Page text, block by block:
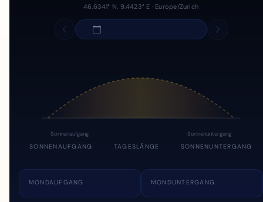
46.6341° N, 9.4423° E · Europe/Zurich
Sonnenaufgang Sonnenuntergang
SONNENAUFGANG TAGESLÄNGE SONNENUNTERGANG
MONDAUFGANG MONDUNTERGANG